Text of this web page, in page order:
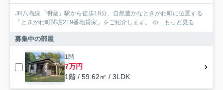
JR八高線「明覚」駅から徒歩18分、自然豊かなときがわ町に位置する
「ときがわ町関堀219番地貸家」をご紹介します。 ゆ... もっと見る
募集中の部屋
1階
7万円
1階 / 59.62㎡ / 3LDK